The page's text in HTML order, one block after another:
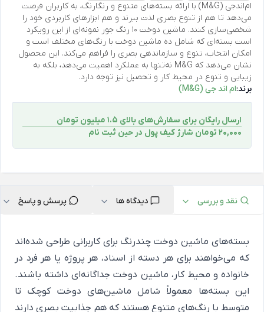
ام‌اندجی (M&G) با ارائه بسته‌های متنوع و رنگارنگ، به کاربران فرصت
می‌دهد تا هم از تنوع بصری لذت ببرند و هم ابزارهای کاربردی خود را
شخصی‌سازی کنند. ماشین دوخت 10 رنگ جور نمونه‌ای از این رویکرد
است بسته‌ای که شامل ده ماشین دوخت با رنگ‌های مختلف است و
امکان انتخاب، تنوع و سازماندهی بصری را فراهم می‌کند. این محصول
نشان می‌دهد که M&G نه‌تنها به عملکرد اهمیت می‌دهد، بلکه به
زیبایی و تنوع در محیط کار و تحصیل نیز توجه دارد.
برند:ام اند جی (M&G)
ارسال رایگان برای سفارش‌های بالای 1.5 میلیون تومان
۲۰,۰۰۰ تومان شارژ کیف پول در حین ثبت ‌نام
نقد و بررسی دیدگاه ها پرسش و پاسخ
بسته‌های ماشین دوخت چندرنگ برای کاربرانی طراحی شده‌اند
که می‌خواهند برای هر دسته از اسناد، هر پروژه یا هر فرد در
خانواده و محیط کار، ماشین دوخت جداگانه‌ای داشته باشند.
این بسته‌ها معمولاً شامل ماشین‌های دوخت کوچک تا
متوسط با رنگ‌های متنوع هستند که هم جذابیت بصری دارند